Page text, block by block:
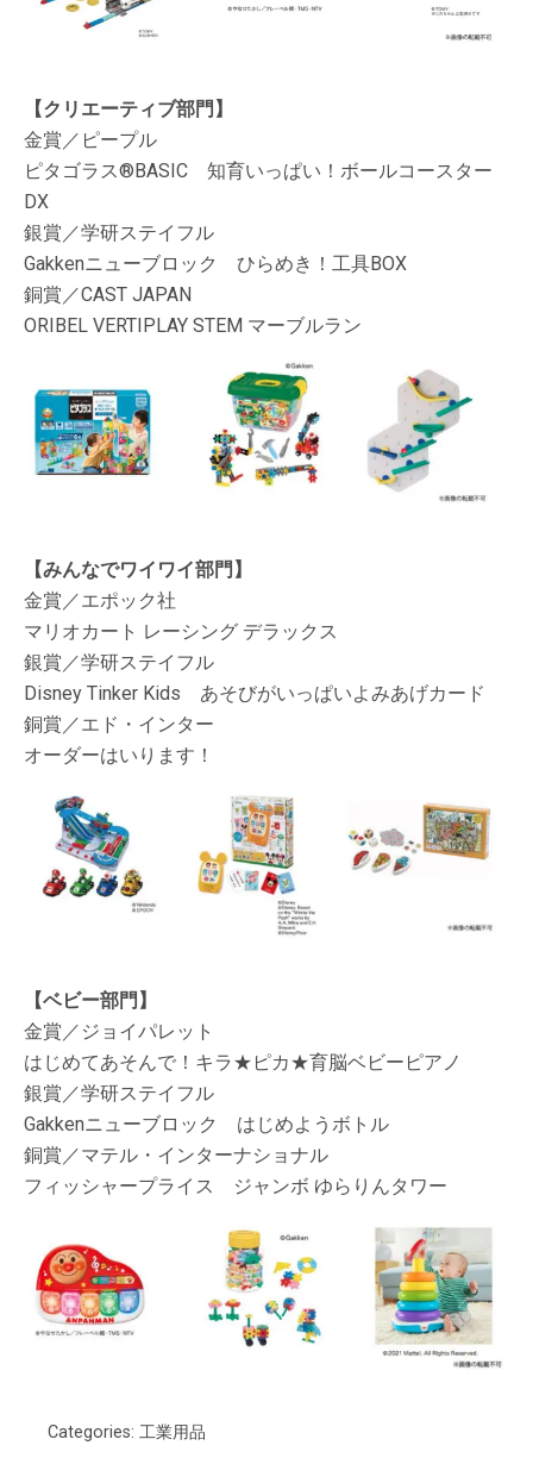
【クリエーティブ部門】
金賞／ピープル
ピタゴラス®BASIC 知育いっぱい！ボールコースター
DX
銀賞／学研ステイフル
Gakkenニューブロック ひらめき！工具BOX
銅賞／CAST JAPAN
ORIBEL VERTIPLAY STEM マーブルラン
【みんなでワイワイ部門】
金賞／エポック社
マリオカート レーシング デラックス
銀賞／学研ステイフル
Disney Tinker Kids あそびがいっぱいよみあげカード
銅賞／エド・インター
オーダーはいります！
【ベビー部門】
金賞／ジョイパレット
はじめてあそんで！キラ★ピカ★育脳ベビーピアノ
銀賞／学研ステイフル
Gakkenニューブロック はじめようボトル
銅賞／マテル・インターナショナル
フィッシャープライス ジャンボ ゆらりんタワー
Categories: 工業用品